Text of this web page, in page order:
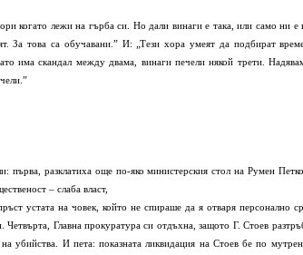
когато лежи на гърба си. Но дали винаги е така, или само ни е
За това са обучавани.” И: „Тези хора умеят да подбират
има скандал между двама, винаги печели някой трети.
разклатиха още по-яко министерския стол на Румен
– слаба власт,
устата на човек, който не спираше да я отваря персонално
Главна прокуратура си отдъхна, защото Г. Стоев
убийства. И пета: показната ликвидация на Стоев бе по